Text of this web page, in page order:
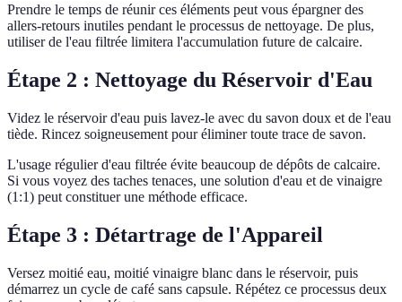
Prendre le temps de réunir ces éléments peut vous épargner des
allers-retours inutiles pendant le processus de nettoyage. De plus,
utiliser de l'eau filtrée limitera l'accumulation future de calcaire.
Étape 2 : Nettoyage du Réservoir d'Eau
Videz le réservoir d'eau puis lavez-le avec du savon doux et de l'eau
tiède. Rincez soigneusement pour éliminer toute trace de savon.
L'usage régulier d'eau filtrée évite beaucoup de dépôts de calcaire.
Si vous voyez des taches tenaces, une solution d'eau et de vinaigre
(1:1) peut constituer une méthode efficace.
Étape 3 : Détartrage de l'Appareil
Versez moitié eau, moitié vinaigre blanc dans le réservoir, puis
démarrez un cycle de café sans capsule. Répétez ce processus deux